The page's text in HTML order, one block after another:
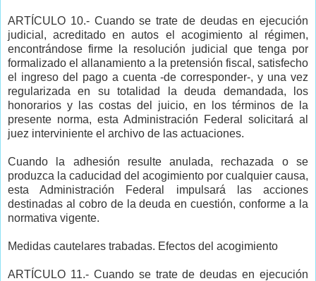
ARTÍCULO 10.- Cuando se trate de deudas en ejecución
judicial, acreditado en autos el acogimiento al régimen,
encontrándose firme la resolución judicial que tenga por
formalizado el allanamiento a la pretensión fiscal, satisfecho
el ingreso del pago a cuenta -de corresponder-, y una vez
regularizada en su totalidad la deuda demandada, los
honorarios y las costas del juicio, en los términos de la
presente norma, esta Administración Federal solicitará al
juez interviniente el archivo de las actuaciones.
Cuando la adhesión resulte anulada, rechazada o se
produzca la caducidad del acogimiento por cualquier causa,
esta Administración Federal impulsará las acciones
destinadas al cobro de la deuda en cuestión, conforme a la
normativa vigente.
Medidas cautelares trabadas. Efectos del acogimiento
ARTÍCULO 11.- Cuando se trate de deudas en ejecución